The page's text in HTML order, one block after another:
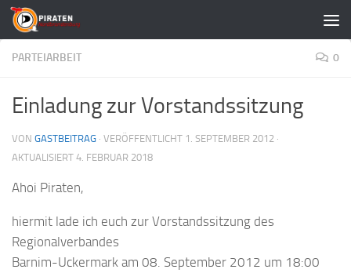
Zum Inhalt springen
PARTEIARBEIT 0
Einladung zur Vorstandssitzung
VON GASTBEITRAG · VERÖFFENTLICHT 1. SEPTEMBER 2012 ·
AKTUALISIERT 4. FEBRUAR 2018
Ahoi Piraten,
hiermit lade ich euch zur Vorstandssitzung des
Regionalverbandes
Barnim-Uckermark am 08. September 2012 um 18:00